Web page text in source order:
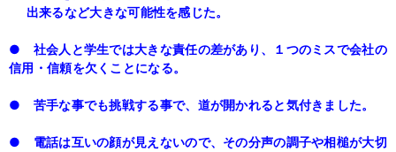
出来るなど大きな可能性を感じた。
● 社会人と学生では大きな責任の差があり、１つのミスで会社の
信用・信頼を欠くことになる。
● 苦手な事でも挑戦する事で、道が開かれると気付きました。
● 電話は互いの顔が見えないので、その分声の調子や相槌が大切